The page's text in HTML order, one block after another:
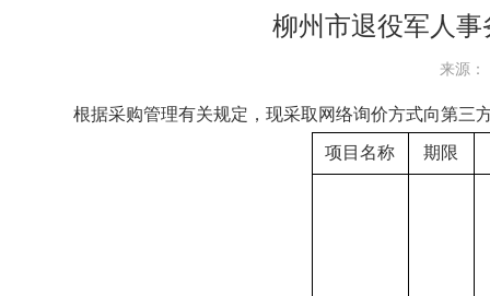
柳州市退役军人
来源
根据采购管理有关规定，现采取网络询价方式向第三
项目名称 期限